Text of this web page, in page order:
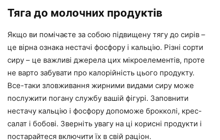
Тяга до молочних продуктів
Якщо ви помічаєте за собою підвищену тягу до сирів –
це вірна ознака нестачі фосфору і кальцію. Різні сорти
сиру – це важливі джерела цих мікроелементів, проте
не варто забувати про калорійність цього продукту.
Все-таки зловживання жирними видами сиру може
послужити погану службу вашій фігурі. Заповнити
нестачу кальцію і фосфору допоможе брокколі, крес-
салат і бобові. Зверніть увагу на ці корисні продукти і
постарайтеся включити їх в свій раціон.